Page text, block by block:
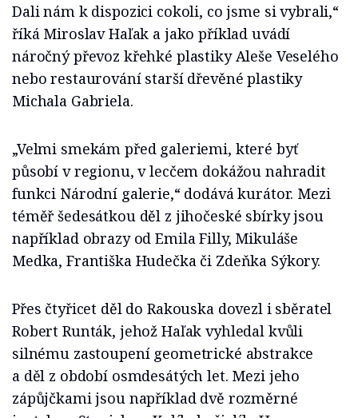
Dali nám k dispozici cokoli, co jsme si vybrali,“
říká Miroslav Haľak a jako příklad uvádí
náročný převoz křehké plastiky Aleše Veselého
nebo restaurování starší dřevěné plastiky
Michala Gabriela.
„Velmi smekám před galeriemi, které byť
působí v regionu, v lecčem dokážou nahradit
funkci Národní galerie,“ dodává kurátor. Mezi
téměř šedesátkou děl z jihočeské sbírky jsou
například obrazy od Emila Filly, Mikuláše
Medka, Františka Hudečka či Zdeňka Sýkory.
Přes čtyřicet děl do Rakouska dovezl i sběratel
Robert Runták, jehož Haľak vyhledal kvůli
silnému zastoupení geometrické abstrakce
a děl z období osmdesátých let. Mezi jeho
zápůjčkami jsou například dvě rozměrné